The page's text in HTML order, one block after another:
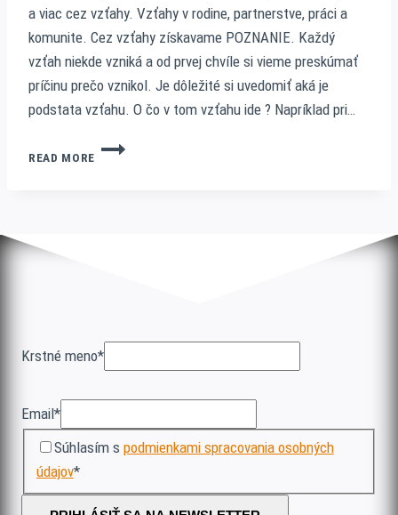
a viac cez vzťahy. Vzťahy v rodine, partnerstve, práci a
komunite. Cez vzťahy získavame POZNANIE. Každý
vzťah niekde vzniká a od prvej chvíle si vieme preskúmať
príčinu prečo vznikol. Je dôležité si uvedomiť aká je
podstata vzťahu. O čo v tom vzťahu ide ? Napríklad pri…
READ MORE
VZŤAHY
Krstné meno*
Email*
Súhlasím s podmienkami spracovania osobných
údajov*